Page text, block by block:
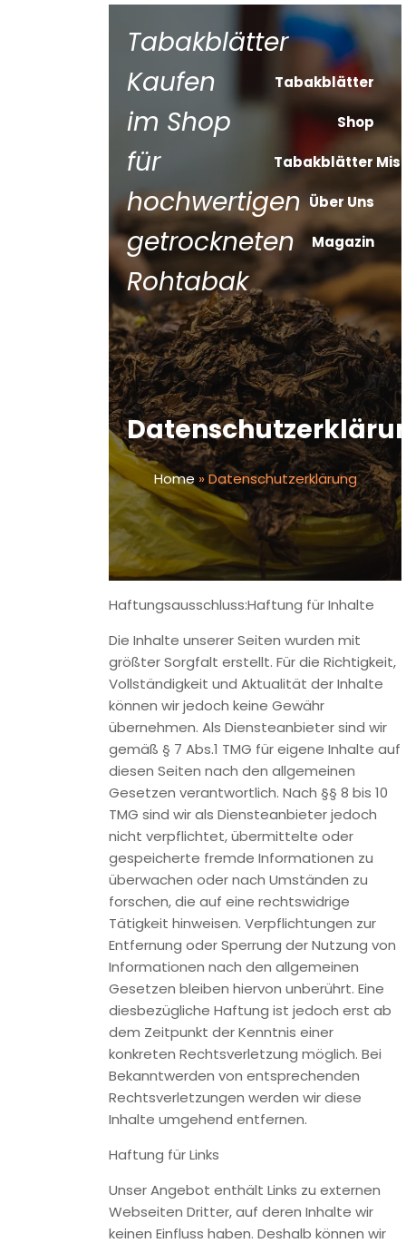
Tabakblätter
Kaufen im
hochwertigen
getrockneten
Rohtabak
Tabakblätter
Shop
Tabakblätter
Über Uns Magazin
Datenschutzerklärung
Home»Datenschutzerklärung
Haftungsausschluss:Haftung für Inhalte
Die Inhalte unserer Seiten wurden mit größter Sorgfalt
erstellt. Für die Richtigkeit, Vollständigkeit und Aktualität der
Inhalte können wir jedoch keine Gewähr übernehmen. Als
Diensteanbieter sind wir gemäß § 7 Abs.1 TMG für eigene
Inhalte auf diesen Seiten nach den allgemeinen Gesetzen
verantwortlich. Nach §§ 8 bis 10 TMG sind wir als
Diensteanbieter jedoch nicht verpflichtet, übermittelte
oder gespeicherte fremde Informationen zu überwachen
oder nach Umständen zu forschen, die auf eine
rechtswidrige Tätigkeit hinweisen. Verpflichtungen zur
Entfernung oder Sperrung der Nutzung von Informationen
nach den allgemeinen Gesetzen bleiben hiervon unberührt.
Eine diesbezügliche Haftung ist jedoch erst ab dem
Zeitpunkt der Kenntnis einer konkreten Rechtsverletzung
möglich. Bei Bekanntwerden von entsprechenden
Rechtsverletzungen werden wir diese Inhalte umgehend
Unser Angebot enthält Links zu externen Webseiten Dritter,
auf deren Inhalte wir keinen Einfluss haben. Deshalb können
wir für diese fremden Inhalte auch keine Gewähr
übernehmen. Für die Inhalte der verlinkten Seiten ist stets
der jeweilige Anbieter oder Betreiber der Seiten
verantwortlich. Die verlinkten Seiten wurden zum Zeitpunkt
der Verlinkung auf mögliche Rechtsverstöße überprüft.
Rechtswidrige Inhalte waren zum Zeitpunkt der Verlinkung
nicht erkennbar. Eine permanente inhaltliche Kontrolle der
verlinkten Seiten ist jedoch ohne konkrete Anhaltspunkte
einer Rechtsverletzung nicht zumutbar. Bei Bekanntwerden